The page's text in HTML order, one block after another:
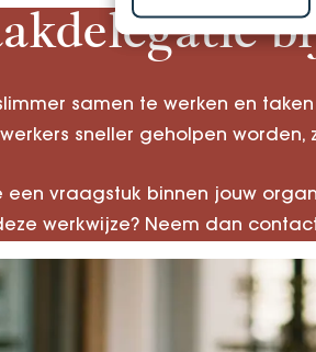
samen te werken en
sneller geholpen
een vraagstuk binnen jouw
werkwijze? Neem dan